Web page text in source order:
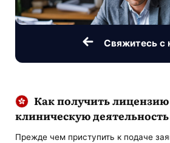
Свяжитесь с
Как получить
клиническую
Прежде чем приступить к подаче